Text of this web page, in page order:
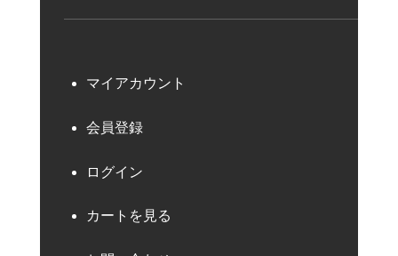
マイアカウント
会員登録
ログイン
カートを見る